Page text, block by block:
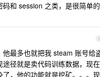
和 session 之类，是很简单的
8
最多也就把我 steam 账号给
径就是卖代码训练数据，现在
，他的功能就是挖矿。。。现